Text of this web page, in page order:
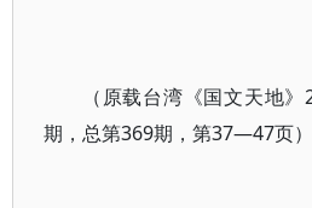
（原载台湾《国文天地
期，总第369期，第37—47页）